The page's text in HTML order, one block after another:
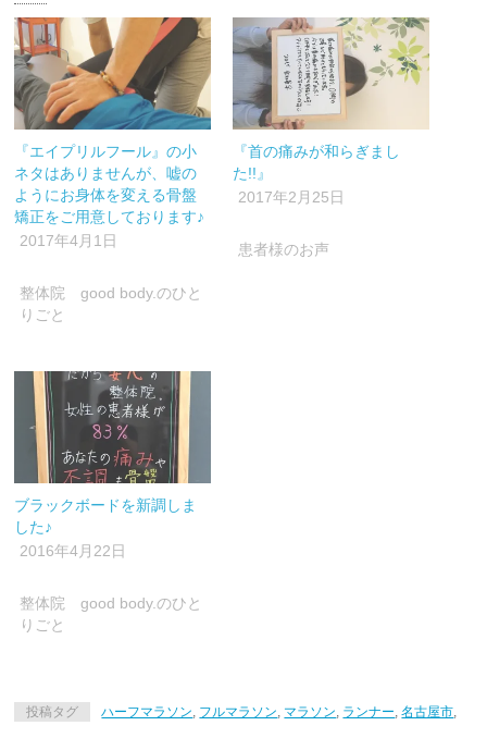
有
(新
し
い
ィ
ン
ド
ウ
で
き
ま
す)
ッ
ク
し
て
く
だ
さ
い
(新
い
ウ
ィ
ン
ド
ウ
で
開
(新
し
ィ
ン
ド
ウ
で
き
ま
す)
『エイプリルフール』の小
ネタはありませんが、嘘の
ようにお身体を変える骨盤
矯正をご用意しております♪
2017年4月1日
整体院 good body.のひと
りごと
『首の痛みが和らぎまし
た!!』
2017年2月25日
患者様のお声
ブラックボードを新調しま
した♪
2016年4月22日
整体院 good body.のひと
りごと
投稿タグ ハーフマラソン, フルマラソン, マラソン, ランナー,名古屋市,